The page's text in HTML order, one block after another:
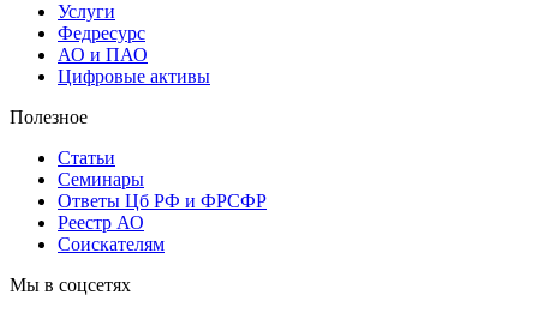
Услуги
Федресурс
АО и ПАО
Цифровые активы
Полезное
Статьи
Cеминары
Ответы Цб РФ и ФРСФР
Реестр АО
Соискателям
Мы в соцсетях